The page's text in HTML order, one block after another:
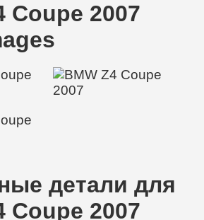
Coupe 2007
детали для
Coupe 2007